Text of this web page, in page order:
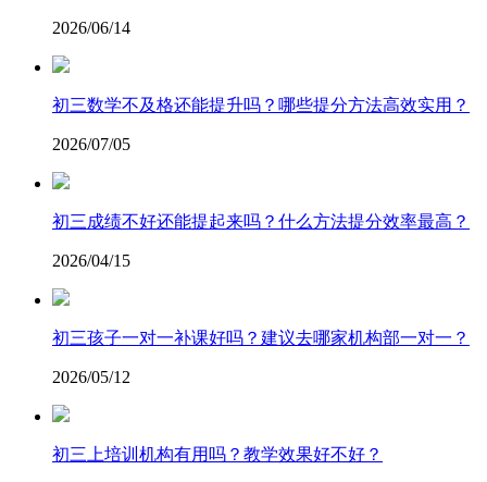
2026/06/14
初三数学不及格还能提升吗？哪些提分方法高效实用？
2026/07/05
初三成绩不好还能提起来吗？什么方法提分效率最高？
2026/04/15
初三孩子一对一补课好吗？建议去哪家机构部一对一？
2026/05/12
初三上培训机构有用吗？教学效果好不好？